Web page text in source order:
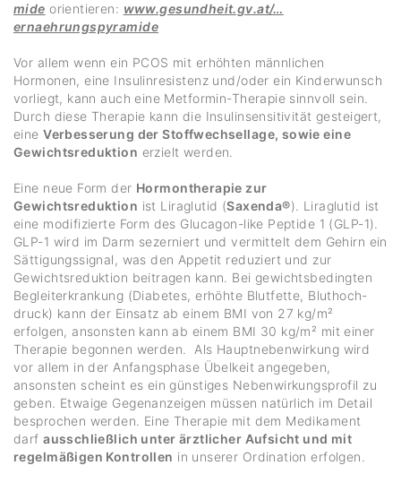
mide orien­tieren: www.gesundheit.gv.at/…
ernaehrungspyramide
Vor allem wenn ein PCOS mit erhöhten männ­li­chen
Hormonen, eine Insu­lin­re­sis­tenz und/​oder ein Kinder­wunsch
vorliegt, kann auch eine Metformin-Therapie sinn­voll sein.
Durch diese Therapie kann die Insu­lin­sen­si­ti­vität gestei­gert,
eineVerbesserung der Stoffwechsellage, sowie eine
Gewichtsreduktion erzielt werden.
Eine neue Form der Hormontherapie zur
Gewichtsreduktion ist Lirag­lutid (Saxenda®). Lirag­lutid ist
eine modi­fi­zierte Form des Glucagon-like Peptide 1 (GLP-1).
GLP-1 wird im Darm sezer­niert und vermit­telt dem Gehirn ein
Sätti­gungs­si­gnal, was den Appetit redu­ziert und zur
Gewichts­re­duk­tion beitragen kann. Bei gewichts­be­dingten
Beglei­ter­kran­kung (Diabetes, erhöhte Blut­fette, Blut­hoch­
druck) kann der Einsatz ab einem BMI von 27 kg/​m²
erfolgen, ansonsten kann ab einem BMI 30 kg/​m² mit einer
Therapie begonnen werden. Als Haupt­ne­ben­wir­kung wird
vor allem in der Anfangs­phase Übelkeit ange­geben,
ansonsten scheint es ein güns­tiges Neben­wir­kungs­profil zu
geben. Etwaige Gegen­an­zeigen müssen natür­lich im Detail
bespro­chen werden. Eine Therapie mit dem Medi­ka­ment
darfausschließlich unter ärztlicher Aufsicht und mit
regelmäßigen Kontrollen in unserer Ordi­na­tion erfolgen.